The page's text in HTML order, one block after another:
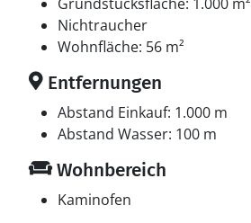
Nichtraucher
Wohnfläche: 56 m²
Entfernungen
Abstand Einkauf: 1.000 m
Abstand Wasser: 100 m
Wohnbereich
Kaminofen